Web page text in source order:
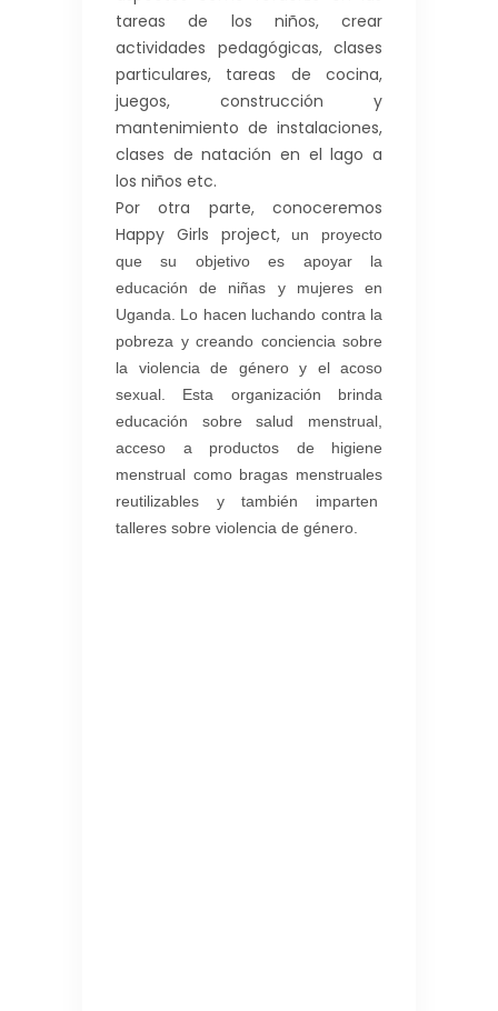
tareas de los niños, crear
actividades pedagógicas, clases
particulares, tareas de cocina,
juegos, construcción y
mantenimiento de instalaciones,
clases de natación en el lago a
los niños etc.
Por otra parte, conoceremos
Happy Girls project,
un proyecto
que su objetivo es apoyar la
educación de niñas y mujeres en
Uganda. Lo hacen luchando contra la
pobreza y creando conciencia sobre
la violencia de género y el acoso
sexual. Esta organización brinda
educación sobre salud menstrual,
acceso a productos de higiene
menstrual como bragas menstruales
reutilizables y también imparten
talleres sobre violencia de género.